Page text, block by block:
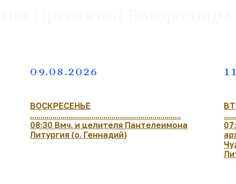
09.08.2026
ВОСКРЕСЕНЬЕ
..........................................................................
08:30 Вмч. и целителя Пантелеимона
Литургия (о. Геннадий)